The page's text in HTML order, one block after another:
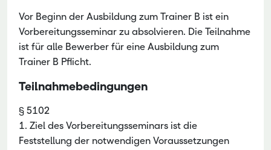
Vor Beginn der Ausbildung zum Trainer B ist ein
Vorbereitungsseminar zu absolvieren. Die Teilnahme
ist für alle Bewerber für eine Ausbildung zum
Trainer B Pflicht.
Teilnahmebedingungen
§ 5102
1. Ziel des Vorbereitungsseminars ist die
Feststellung der notwendigen Voraussetzungen